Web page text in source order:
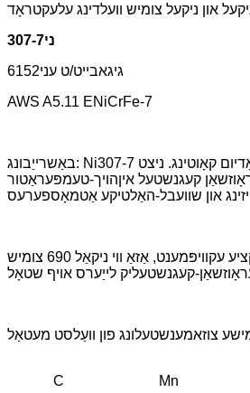
און ניקעל צומיש וועלדינג עלעקטראָד
ני307-7
גיגאבייט/ט עני6152
AWS A5.11 ENiCrFe-7
קעגנשטעל איןהויך-טעמפּעראַטור
אַפּליקאַציע: גענוצט אין נוקלעאַרער אינזשעניריע, שוועבל זויער, ניטריק זויער און הידראָגען פלאָרין פּראָדוקציע עקוויפּמענט, אַזאַ ווי ניקאַל 690 צומיש, ASTM B166, B167, b168, עטק., קענען אויך ווערן גענוצט
C Mn